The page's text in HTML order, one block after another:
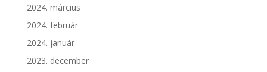
2024. március
2024. február
2024. január
2023. december